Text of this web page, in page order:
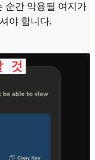
순간 악용될 여지가
야 합니다.